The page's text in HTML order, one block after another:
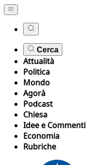
Cerca
Attualità
Politica
Mondo
Agorà
Podcast
Chiesa
Idee e Commenti
Economia
Rubriche